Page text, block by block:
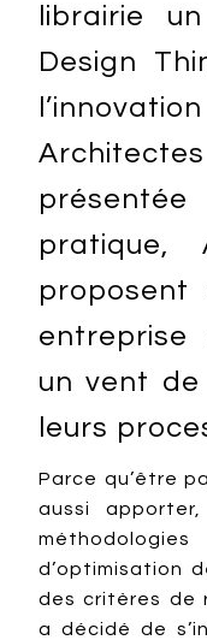
librairie
Design
pratique,
entreprise
un vent de
leurs
Parce qu’être
aussi
d’optimisation
des critères de
a décidé de